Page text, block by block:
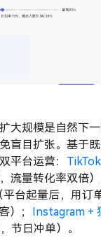
大规模是自然下
盲目扩张。基于
平台运营：
流量转化率双倍
平台起量后，用订
）； Instagram +
节日冲单）。